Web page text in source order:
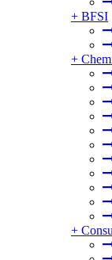
+ BFSI
+
+